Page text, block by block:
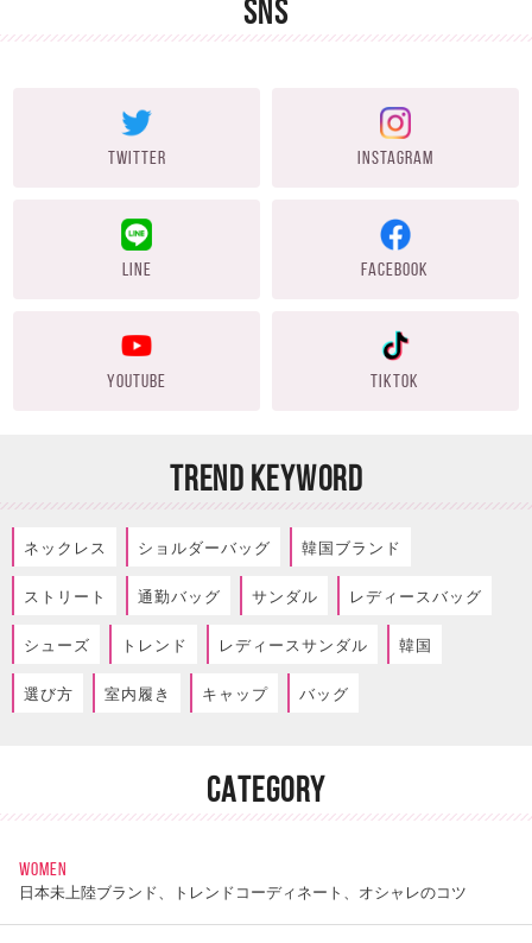
SNS
TWITTER INSTAGRAM
LINE FACEBOOK
YOUTUBE TIKTOK
TREND KEYWORD
ネックレス ショルダーバッグ 韓国ブランド
ストリート 通勤バッグ サンダル レディースバッグ
シューズ トレンド レディースサンダル 韓国
選び方 室内履き キャップ バッグ
CATEGORY
WOMEN
日本未上陸ブランド、トレンドコーディネート、オシャレのコツ